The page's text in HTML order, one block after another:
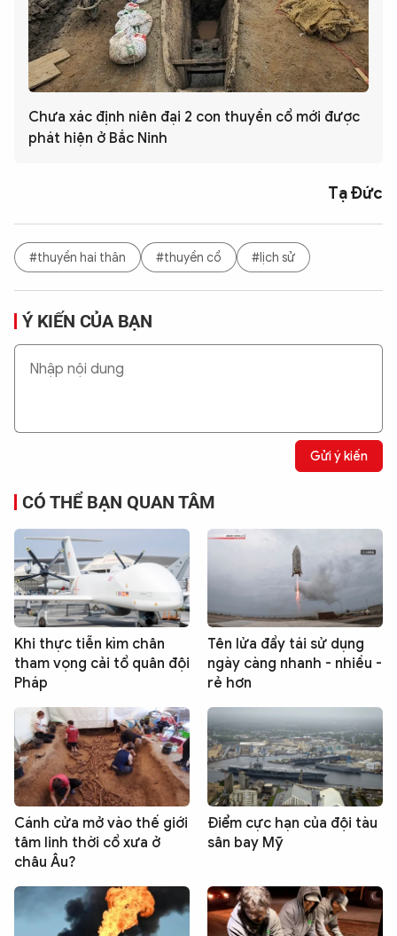
Chưa xác định niên đại 2 con thuyền cổ mới được
phát hiện ở Bắc Ninh
Tạ Đức
#thuyền hai thân #thuyền cổ #lịch sử
Ý KIẾN CỦA BẠN
Gửi ý kiến
CÓ THỂ BẠN QUAN TÂM
Khi thực tiễn kìm chân
tham vọng cải tổ quân đội
Pháp
Tên lửa đẩy tái sử dụng
ngày càng nhanh - nhiều -
rẻ hơn
Cánh cửa mở vào thế giới
tâm linh thời cổ xưa ở
châu Âu?
Điểm cực hạn của đội tàu
sân bay Mỹ